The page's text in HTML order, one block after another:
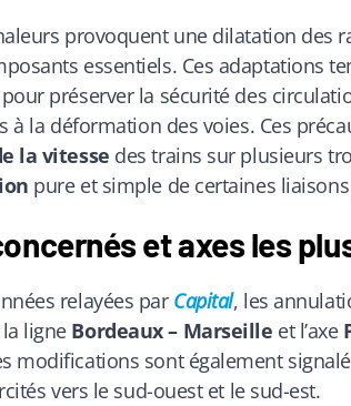
provoquent une dilatation des
essentiels. Ces adaptations
préserver la sécurité des
à la déformation des voies. Ces
la vitesse des trains sur plusieurs
pure et simple de certaines
et axes les
relayées par Capital, les
ligne Bordeaux – Marseille et l’axe
modifications sont également
vers le sud-ouest et le sud-est.